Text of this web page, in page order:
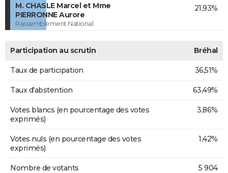
M. CHASLE Marcel et Mme
PIERRONNE Aurore
Rassemblement National
21,93%
Participation au scrutin Bréhal
Taux de participation 36,51%
Taux d'abstention 63,49%
Votes blancs (en pourcentage des votes
exprimés)
3,86%
Votes nuls (en pourcentage des votes
exprimés)
1,42%
Nombre de votants 5 904